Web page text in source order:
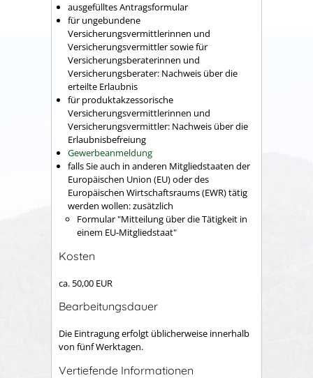
ausgefülltes Antragsformular
für ungebundene
Versicherungsvermittlerinnen und
Versicherungsvermittler sowie für
Versicherungsberaterinnen und
Versicherungsberater: Nachweis über die
erteilte Erlaubnis
für produktakzessorische
Versicherungsvermittlerinnen und
Versicherungsvermittler: Nachweis über die
Erlaubnisbefreiung
Gewerbeanmeldung
falls Sie auch in anderen Mitgliedstaaten der
Europäischen Union (EU) oder des
Europäischen Wirtschaftsraums (EWR) tätig
werden wollen: zusätzlich
Formular "Mitteilung über die Tätigkeit in
einem EU-Mitgliedstaat"
Kosten
ca. 50,00 EUR
Bearbeitungsdauer
Die Eintragung erfolgt üblicherweise innerhalb
von fünf Werktagen.
Vertiefende Informationen